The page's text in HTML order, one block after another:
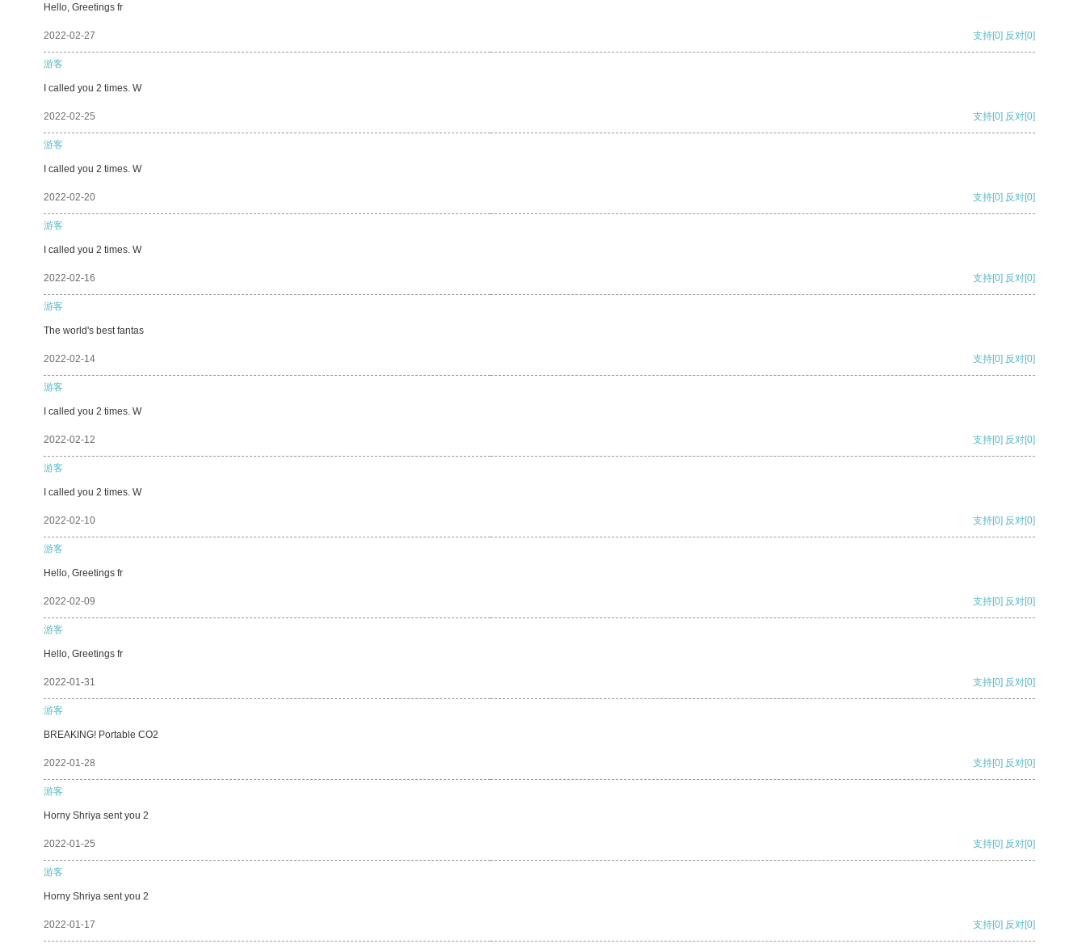
Hello, Greetings fr
2022-02-27 支持[0] 反对[0]
游客
I called you 2 times. W
2022-02-25 支持[0] 反对[0]
游客
I called you 2 times. W
2022-02-20 支持[0] 反对[0]
游客
I called you 2 times. W
2022-02-16 支持[0] 反对[0]
游客
The world's best fantas
2022-02-14 支持[0] 反对[0]
游客
I called you 2 times. W
2022-02-12 支持[0] 反对[0]
游客
I called you 2 times. W
2022-02-10 支持[0] 反对[0]
游客
Hello, Greetings fr
2022-02-09 支持[0] 反对[0]
游客
Hello, Greetings fr
2022-01-31 支持[0] 反对[0]
游客
BREAKING! Portable CO2
2022-01-28 支持[0] 反对[0]
游客
Horny Shriya sent you 2
2022-01-25 支持[0] 反对[0]
游客
Horny Shriya sent you 2
2022-01-17 支持[0] 反对[0]